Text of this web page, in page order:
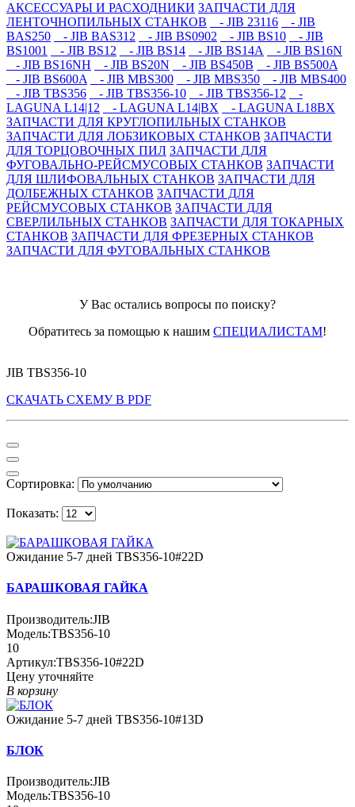
АКСЕССУАРЫ И РАСХОДНИКИ ЗАПЧАСТИ ДЛЯ
ЛЕНТОЧНОПИЛЬНЫХ СТАНКОВ
- JIB 23116
- JIB
BAS250
- JIB BAS312 - JIB BS0902 - JIB BS10
- JIB
BS1001
- JIB BS12 - JIB BS14 - JIB BS14А
- JIB BS16N
- JIB BS16NH
- JIB BS20N - JIB BS450B
- JIB BS500A
- JIB BS600A
- JIB MBS300 - JIB MBS350
- JIB MBS400
- JIB TBS356
- JIB TBS356-10 - JIB TBS356-12
-
LAGUNA L14|12
- LAGUNA L14|BX
- LAGUNA L18BX
ЗАПЧАСТИ ДЛЯ КРУГЛОПИЛЬНЫХ СТАНКОВ
ЗАПЧАСТИ ДЛЯ ЛОБЗИКОВЫХ СТАНКОВ ЗАПЧАСТИ
ДЛЯ ТОРЦОВОЧНЫХ ПИЛ ЗАПЧАСТИ ДЛЯ
ФУГОВАЛЬНО-РЕЙСМУСОВЫХ СТАНКОВ ЗАПЧАСТИ
ДЛЯ ШЛИФОВАЛЬНЫХ СТАНКОВ ЗАПЧАСТИ ДЛЯ
ДОЛБЕЖНЫХ СТАНКОВ ЗАПЧАСТИ ДЛЯ
РЕЙСМУСОВЫХ СТАНКОВ ЗАПЧАСТИ ДЛЯ
СВЕРЛИЛЬНЫХ СТАНКОВ ЗАПЧАСТИ ДЛЯ ТОКАРНЫХ
СТАНКОВ ЗАПЧАСТИ ДЛЯ ФРЕЗЕРНЫХ СТАНКОВ
ЗАПЧАСТИ ДЛЯ ФУГОВАЛЬНЫХ СТАНКОВ
У Вас остались вопросы по поиску?
Обратитесь за помощью к нашим СПЕЦИАЛИСТАМ!
JIB TBS356-10
СКАЧАТЬ СХЕМУ В PDF
Сортировка:
Показать:
Ожидание 5-7 дней TBS356-10#22D
БАРАШКОВАЯ ГАЙКА
Производитель:JIB
Модель:TBS356-10
10
Артикул:TBS356-10#22D
Цену уточняйте
В корзину
Ожидание 5-7 дней TBS356-10#13D
БЛОК
Производитель:JIB
Модель:TBS356-10